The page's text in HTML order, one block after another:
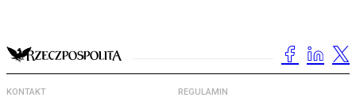
KONTAKT REGULAMIN